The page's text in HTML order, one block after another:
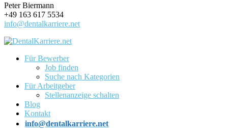
Peter Biermann
+49 163 617 5534
info@dentalkarriere.net
Für Bewerber
Job finden
Suche nach Kategorien
Für Arbeitgeber
Stellenanzeige schalten
Blog
Kontakt
info@dentalkarriere.net